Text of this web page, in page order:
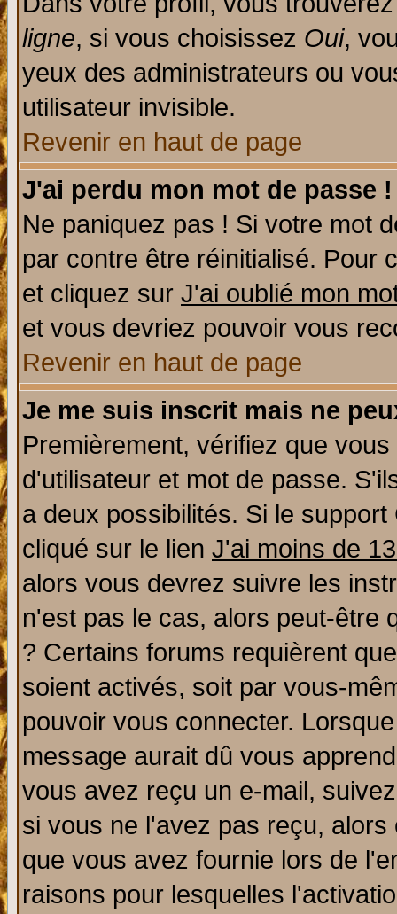
ligne, si vous choisissez Oui,
yeux des administrateurs ou
utilisateur invisible.
Revenir en haut de page
J'ai perdu mon mot de passe !
Ne paniquez pas ! Si votre mot
par contre être réinitialisé. Pour
et cliquez sur J'ai oublié mon
et vous devriez pouvoir vous
Revenir en haut de page
Je me suis inscrit mais ne
Premièrement, vérifiez que
d'utilisateur et mot de passe.
a deux possibilités. Si le
cliqué sur le lien J'ai moins de
alors vous devrez suivre les
n'est pas le cas, alors peut-être
? Certains forums requièrent
soient activés, soit par vous-
pouvoir vous connecter.
message aurait dû vous
vous avez reçu un e-mail,
si vous ne l'avez pas reçu,
que vous avez fournie lors de
raisons pour lesquelles